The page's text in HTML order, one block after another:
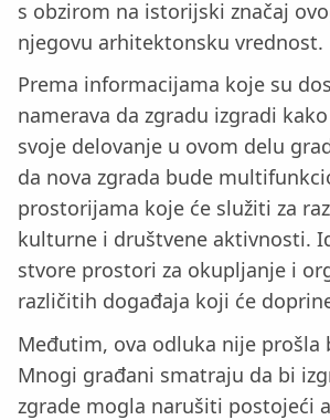
s obzirom na istorijski značaj
njegovu arhitektonsku vrednost.
Prema informacijama koje su
namerava da zgradu izgradi
svoje delovanje u ovom delu
da nova zgrada bude
prostorijama koje će služiti za
kulturne i društvene aktivnosti.
stvore prostori za okupljanje i
različitih događaja koji će
Međutim, ova odluka nije prošla
Mnogi građani smatraju da bi
zgrade mogla narušiti postojeći